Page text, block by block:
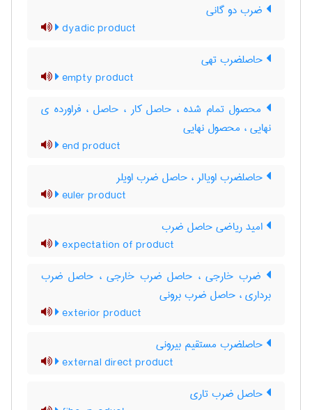
ضرب دو گانی
dyadic product
حاصلضرب تهی
empty product
محصول تمام شده ، حاصل کار ، حاصل ، فراورده ی
نهایی ، محصول نهایی
end product
حاصلضرب اویالر ، حاصل ضرب اویلر
euler product
امید ریاضی حاصل ضرب
expectation of product
ضرب خارجی ، حاصل ضرب خارجی ، حاصل ضرب
برداری ، حاصل ضرب برونی
exterior product
حاصلضرب مستقیم بیرونی
external direct product
حاصل ضرب تاری